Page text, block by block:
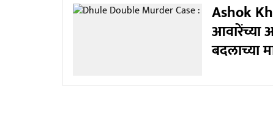
Ashok
आवारेंच्या
बदलाच्या